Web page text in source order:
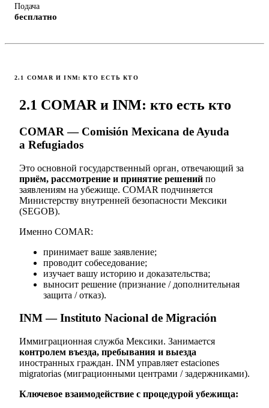
Подача
бесплатно
2.1 COMAR И INM: КТО ЕСТЬ КТО
2.1 COMAR и INM: кто есть кто
COMAR — Comisión Mexicana de Ayuda
a Refugiados
Это основной государственный орган, отвечающий за
приём, рассмотрение и принятие решений по
заявлениям на убежище. COMAR подчиняется
Министерству внутренней безопасности Мексики
(SEGOB).
Именно COMAR:
принимает ваше заявление;
проводит собеседование;
изучает вашу историю и доказательства;
выносит решение (признание / дополнительная
защита / отказ).
INM — Instituto Nacional de Migración
Иммиграционная служба Мексики. Занимается
контролем въезда, пребывания и выезда
иностранных граждан. INM управляет estaciones
migratorias (миграционными центрами / задержниками).
Ключевое взаимодействие с процедурой убежища: